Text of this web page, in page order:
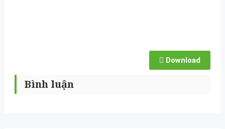
Download
Bình luận